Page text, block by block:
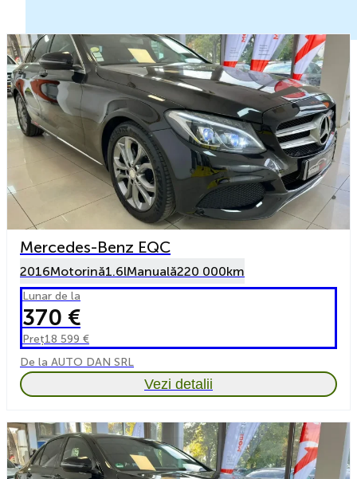
Mercedes-Benz EQC
2016Motorină1.6lManuală220 000km
Lunar de la
370 €
Preț18 599 €
De la AUTO DAN SRL
Vezi detalii